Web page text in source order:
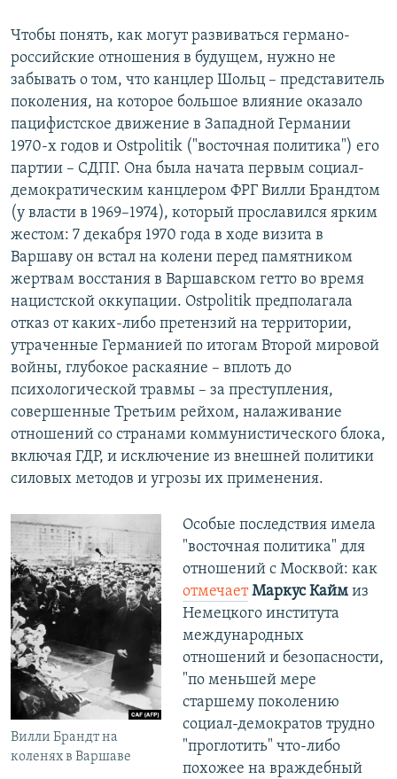
Чтобы понять, как могут развиваться германо-
российские отношения в будущем, нужно не
забывать о том, что канцлер Шольц – представитель
поколения, на которое большое влияние оказало
пацифистское движение в Западной Германии
1970-х годов и Ostpolitik ("восточная политика") его
партии – СДПГ. Она была начата первым социал-
демократическим канцлером ФРГ Вилли Брандтом
(у власти в 1969–1974), который прославился ярким
жестом: 7 декабря 1970 года в ходе визита в
Варшаву он встал на колени перед памятником
жертвам восстания в Варшавском гетто во время
нацистской оккупации. Ostpolitik предполагала
отказ от каких-либо претензий на территории,
утраченные Германией по итогам Второй мировой
войны, глубокое раскаяние – вплоть до
психологической травмы – за преступления,
совершенные Третьим рейхом, налаживание
отношений со странами коммунистического блока,
включая ГДР, и исключение из внешней политики
силовых методов и угрозы их применения.
Вилли Брандт на
коленях в Варшаве
Особые последствия имела
"восточная политика" для
отношений с Москвой: как
отмечает Маркус Каймиз
Немецкого института
международных
отношений и безопасности,
"по меньшей мере
старшему поколению
социал-демократов трудно
"проглотить" что-либо
похожее на враждебный